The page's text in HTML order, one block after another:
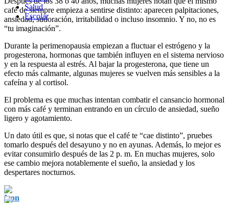
Salud
Escolar
café de siempre empieza a sentirse distinto: aparecen palpitaciones,
ansiedad, sudoración, irritabilidad o incluso insomnio. Y no, no es
“tu imaginación”.
Durante la perimenopausia empiezan a fluctuar el estrógeno y la
progesterona, hormonas que también influyen en el sistema nervioso
y en la respuesta al estrés. Al bajar la progesterona, que tiene un
efecto más calmante, algunas mujeres se vuelven más sensibles a la
cafeína y al cortisol.
El problema es que muchas intentan combatir el cansancio hormonal
con más café y terminan entrando en un círculo de ansiedad, sueño
ligero y agotamiento.
Un dato útil es que, si notas que el café te “cae distinto”, pruebes
tomarlo después del desayuno y no en ayunas. Además, lo mejor es
evitar consumirlo después de las 2 p. m. En muchas mujeres, solo
ese cambio mejora notablemente el sueño, la ansiedad y los
despertares nocturnos.